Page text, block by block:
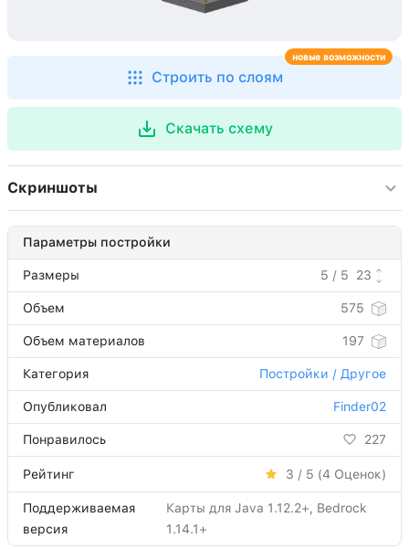
Строить по слоям
новые возможности
Скачать схему
Скриншоты
Параметры постройки
Размеры 5 / 5 23
Объем 575
Объем материалов 197
Категория Постройки / Другое
Опубликовал Finder02
Понравилось 227
Рейтинг 3 / 5 (4 Оценок)
Поддерживаемая
версия
Карты для Java 1.12.2+, Bedrock
1.14.1+